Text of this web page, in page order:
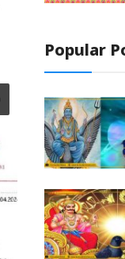
Popular